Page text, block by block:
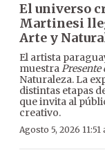
El universo
Martinesi
Arte y
El artista
muestra
Naturaleza. La
distintas etapas
que invita al
creativo.
Agosto 5, 2026 11:51